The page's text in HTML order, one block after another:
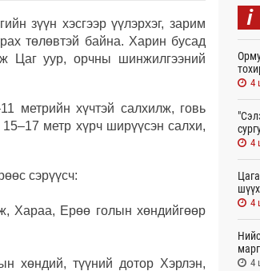
зүүн хэсгээр үүлэрхэг, зарим
төлөвтэй байна. Харин бусад
Цаг уур, орчны шинжилгээний
метрийн хүчтэй салхилж, говь
метр хүрч ширүүсэн салхи,
сэрүүсч:
Хараа, Ерөө голын хөндийгөөр
хөндий, түүний дотор Хэрлэн,
i
4
4
4
4